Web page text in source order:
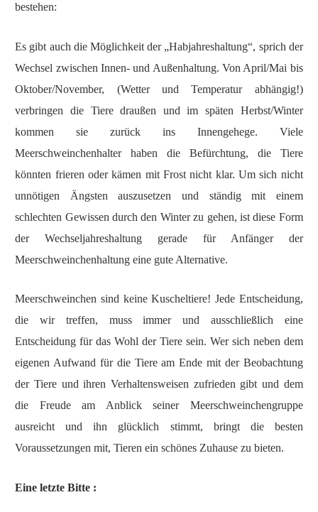
bestehen:
Es gibt auch die Möglichkeit der „Habjahreshaltung“, sprich der
Wechsel zwischen Innen- und Außenhaltung. Von April/Mai bis
Oktober/November, (Wetter und Temperatur abhängig!)
verbringen die Tiere draußen und im späten Herbst/Winter
kommen sie zurück ins Innengehege. Viele
Meerschweinchenhalter haben die Befürchtung, die Tiere
könnten frieren oder kämen mit Frost nicht klar. Um sich nicht
unnötigen Ängsten auszusetzen und ständig mit einem
schlechten Gewissen durch den Winter zu gehen, ist diese Form
der Wechseljahreshaltung gerade für Anfänger der
Meerschweinchenhaltung eine gute Alternative.
Meerschweinchen sind keine Kuscheltiere! Jede Entscheidung,
die wir treffen, muss immer und ausschließlich eine
Entscheidung für das Wohl der Tiere sein. Wer sich neben dem
eigenen Aufwand für die Tiere am Ende mit der Beobachtung
der Tiere und ihren Verhaltensweisen zufrieden gibt und dem
die Freude am Anblick seiner Meerschweinchengruppe
ausreicht und ihn glücklich stimmt, bringt die besten
Voraussetzungen mit, Tieren ein schönes Zuhause zu bieten.
Eine letzte Bitte :